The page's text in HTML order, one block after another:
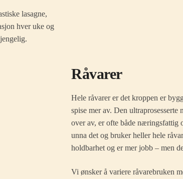
lasagne,
hver uke og
Råvarer
Hele råvarer er det kroppen er
spise mer av. Den ultraprosesserte
over av, er ofte både næringsfattig
unna det og bruker heller hele
holdbarhet og er mer jobb – men
Vi ønsker å variere råvarebruken